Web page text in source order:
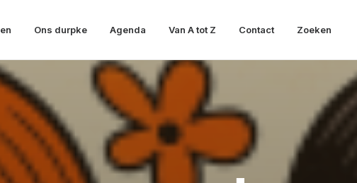
Ons durpke Agenda Van A tot Z Contact Zoeken